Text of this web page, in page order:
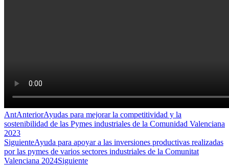
AntAnteriorAyudas para mejorar la competitividad y la
sostenibilidad de las Pymes industriales de la Comunidad Valenciana
2023
SiguienteAyuda para apoyar a las inversiones productivas realizadas
por las pymes de varios sectores industriales de la Comunitat
Valenciana 2024Siguiente